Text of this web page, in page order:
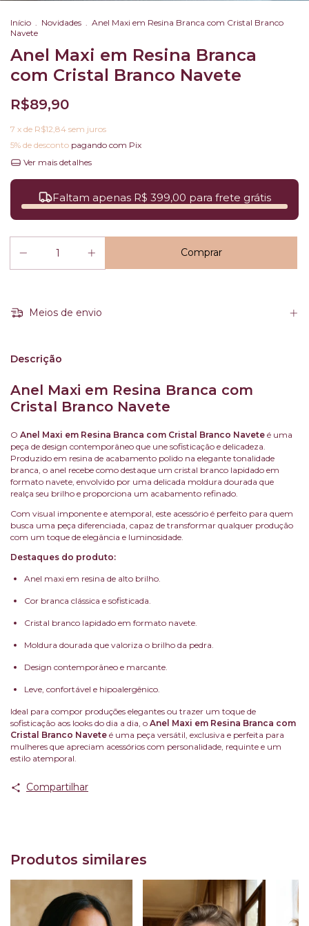
Início . Novidades . Anel Maxi em Resina Branca com Cristal Branco
Navete
Anel Maxi em Resina Branca
com Cristal Branco Navete
R$89,90
7 x de R$12,84 sem juros
5% de desconto pagando com Pix
Ver mais detalhes
Faltam apenas R$ 399,00 para frete grátis
Meios de envio
Descrição
Anel Maxi em Resina Branca com
Cristal Branco Navete
O Anel Maxi em Resina Branca com Cristal Branco Navete é uma
peça de design contemporâneo que une sofisticação e delicadeza.
Produzido em resina de acabamento polido na elegante tonalidade
branca, o anel recebe como destaque um cristal branco lapidado em
formato navete, envolvido por uma delicada moldura dourada que
realça seu brilho e proporciona um acabamento refinado.
Com visual imponente e atemporal, este acessório é perfeito para quem
busca uma peça diferenciada, capaz de transformar qualquer produção
com um toque de elegância e luminosidade.
Destaques do produto:
Anel maxi em resina de alto brilho.
Cor branca clássica e sofisticada.
Cristal branco lapidado em formato navete.
Moldura dourada que valoriza o brilho da pedra.
Design contemporâneo e marcante.
Leve, confortável e hipoalergênico.
Ideal para compor produções elegantes ou trazer um toque de
sofisticação aos looks do dia a dia, o Anel Maxi em Resina Branca com
Cristal Branco Navete é uma peça versátil, exclusiva e perfeita para
mulheres que apreciam acessórios com personalidade, requinte e um
estilo atemporal.
Compartilhar
Produtos similares